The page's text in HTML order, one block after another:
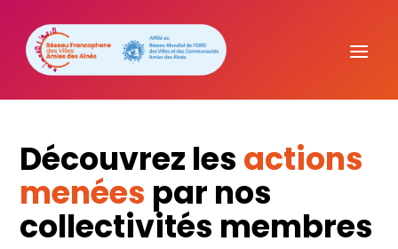
Découvrez les actions
menées par nos
collectivités membres